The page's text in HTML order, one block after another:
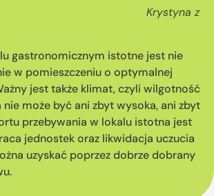
Krystyna z
gastronomicznym istotne jest nie
w pomieszczeniu o optymalnej
jest także klimat, czyli wilgotność
może być ani zbyt wysoka, ani zbyt
przebywania w lokalu istotna jest
jednostek oraz likwidacja uczucia
uzyskać poprzez dobrze dobrany